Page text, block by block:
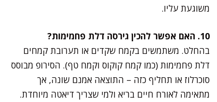
משוגעת עליו.
10. האם אפשר להכין גירסה דלת פחמימות?
בהחלט. משתמשים בקמח שקדים או תערובת קמחים
דלת פחמימות (כמו קמח קוקוס וקמח טף). הסירופ מבוסס
סוכרלוז או תחליף כזה – התוצאה אמנם שונה, אך
מתאימה לאורח חיים בריא ולמי שצריך דיאטה מיוחדת.